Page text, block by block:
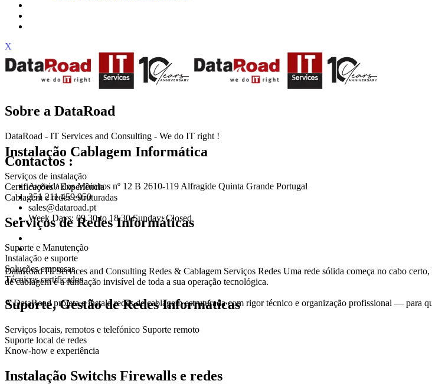
X
Sobre a DataRoad
DataRoad - IT Services and Consulting - We do IT right !
Contactos :
Avenida dos Moinhos nº 12 B 2610-119 Alfragide Quinta Grande Portugal
351 211 459 950
sales@dataroad.pt
Week Days: 09.30 to 18.30 Sunday: Closed
DataRoad IT Services and Consulting Redes & Cablagem Serviços Redes Uma rede sólida começa no cabo
de cablagem é a fundação invisível de toda a sua operação tecnológica.
A DataRoad projeta e instala redes de cablagem estruturada com rigor técnico e organização profissional — para
Instalação Cablagem Informática
Serviços de instalação
Certificações / Experiência
Cablagem e redes estruturadas
Serviços de Redes Informáticas
Suporte e Manutenção
Instalação e suporte
Soluções empresas
Técnicos certificados
Suporte, Gestão de Redes Informáticas
Serviços locais, remotos e telefónico Suporte remoto
Suporte local de redes
Know-how e experiência
Instalação Switchs Firewalls e redes